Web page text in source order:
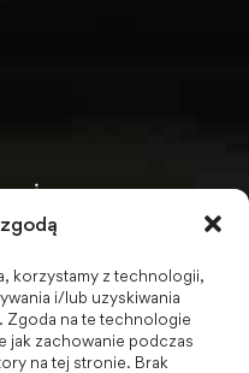
korzystamy z technologii,
i/lub uzyskiwania
Zgoda na te technologie
jak zachowanie podczas
na tej stronie. Brak
PWSZ -